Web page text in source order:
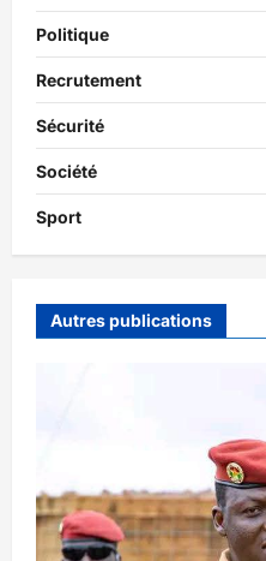
Politique
Recrutement
Sécurité
Société
Sport
Autres publications